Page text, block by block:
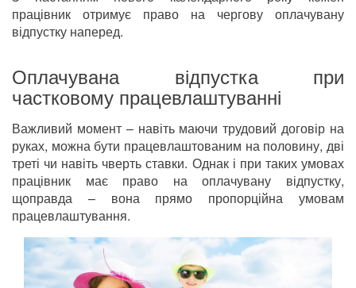
працівник отримує право на чергову оплачувану
відпустку наперед.
Оплачувана відпустка при
частковому працевлаштуванні
Важливий момент – навіть маючи трудовий договір на
руках, можна бути працевлаштованим на половину, дві
треті чи навіть чверть ставки. Однак і при таких умовах
працівник має право на оплачувану відпустку,
щоправда – вона прямо пропорційна умовам
працевлаштування.